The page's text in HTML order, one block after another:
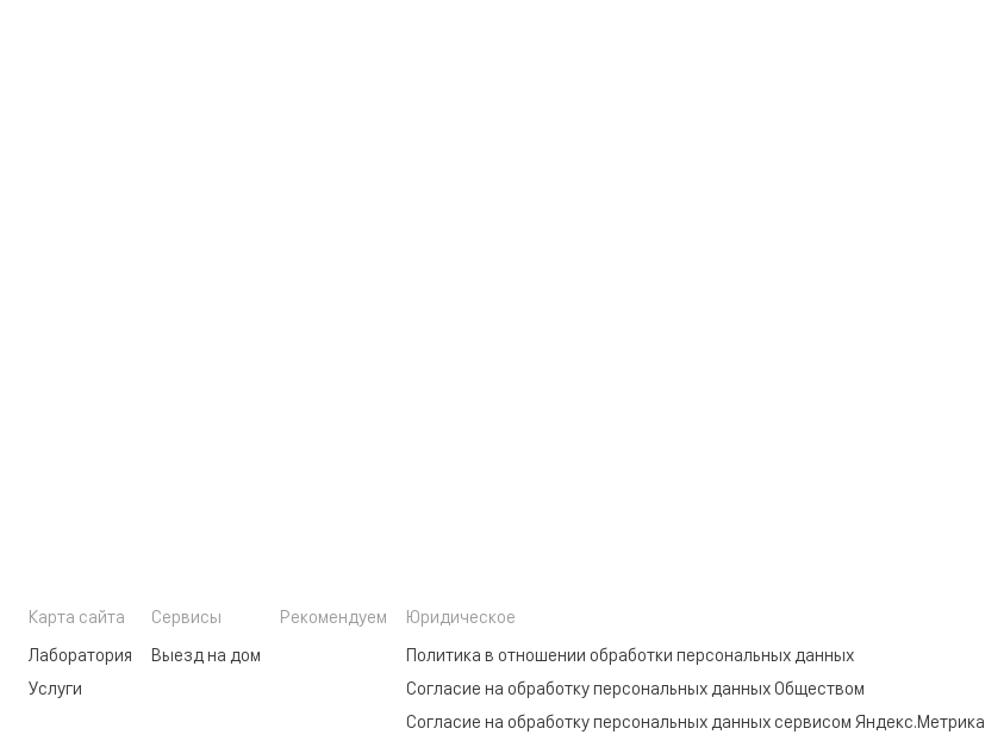
Карта сайта
Лаборатория
Услуги
Сервисы
Выезд на дом
Рекомендуем
Юридическое
Политика в отношении обработки персональных данных
Согласие на обработку персональных данных Обществом
Согласие на обработку персональных данных сервисом Яндекс.Метрика